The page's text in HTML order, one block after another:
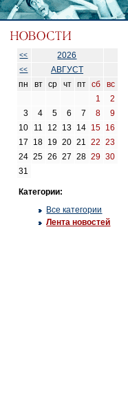
<< 2026
<<
АВГУСТ
пн
вт ср чт пт сб
вс
1
2
3
4 5 6 7 8
9
10
11 12 13 14 15 16
17
18 19 20 21 22
23
24 25 26 27 28 29 30
31
Категории:
Все категории
Лента новостей